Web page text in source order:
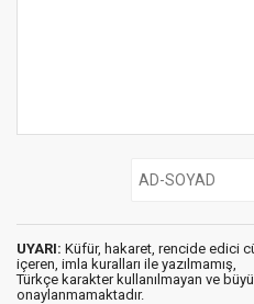
UYARI: Küfür, hakaret, rencide edici
içeren, imla kuralları ile yazılmamış,
Türkçe karakter kullanılmayan ve
onaylanmamaktadır.